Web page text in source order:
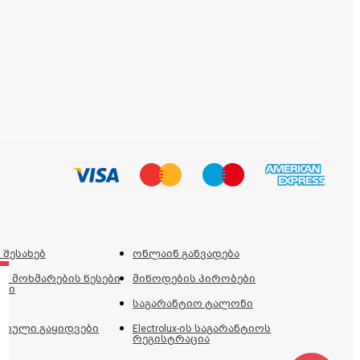
ონლაინ განვადება
მოხმარების წესები მიწოდების პირობები
საგარანტიო ტალონი
გაყიდვები Electrolux-ის საგარანტიოს
რეგისტრაცია